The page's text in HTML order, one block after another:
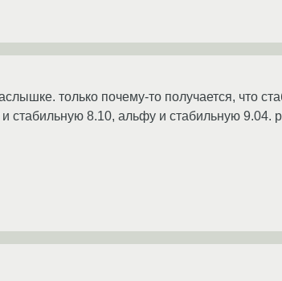
только почему-то получается, что
стабильную 8.10, альфу и стабильную 9.04.